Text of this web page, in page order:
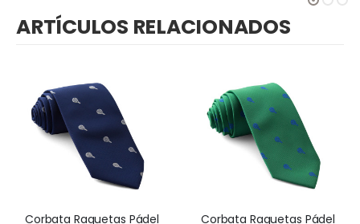
ARTÍCULOS RELACIONADOS
Corbata Raquetas Pádel Corbata Raquetas Pádel